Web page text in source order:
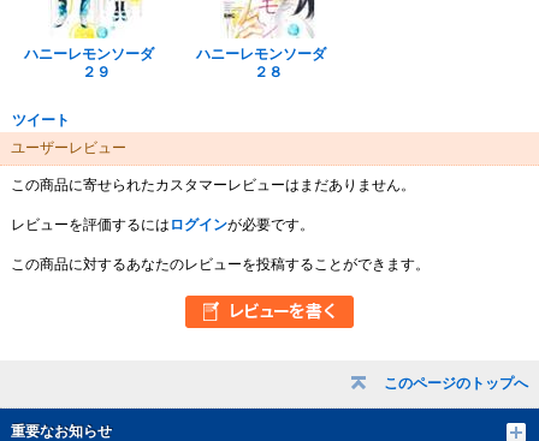
このページのトップへ
重要なお知らせ
ハニーレモンソーダ
２９
ハニーレモンソーダ
２８
ツイート
ユーザーレビュー
この商品に寄せられたカスタマーレビューはまだありません。
レビューを評価するには ログインが必要です。
この商品に対するあなたのレビューを投稿することができます。